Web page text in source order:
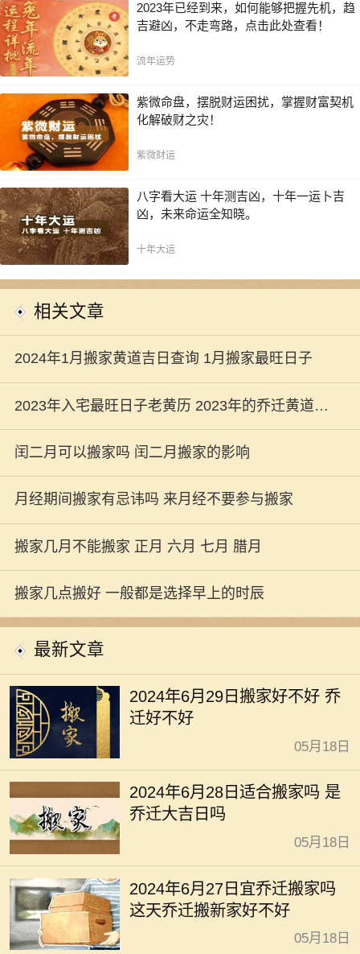
2023年已经到来，如何能够把握先机，趋
吉避凶，不走弯路，点击此处查看！
流年运势
紫微命盘，摆脱财运困扰，掌握财富契机
化解破财之灾！
紫微财运
八字看大运 十年测吉凶，十年一运卜吉
凶，未来命运全知晓。
十年大运
相关文章
2024年1月搬家黄道吉日查询 1月搬家最旺日子
2023年入宅最旺日子老黄历 2023年的乔迁黄道吉
日分析
闰二月可以搬家吗 闰二月搬家的影响
月经期间搬家有忌讳吗 来月经不要参与搬家
搬家几月不能搬家 正月 六月 七月 腊月
搬家几点搬好 一般都是选择早上的时辰
最新文章
2024年6月29日搬家好不好 乔
迁好不好
05月18日
2024年6月28日适合搬家吗 是
乔迁大吉日吗
05月18日
2024年6月27日宜乔迁搬家吗
这天乔迁搬新家好不好
05月18日